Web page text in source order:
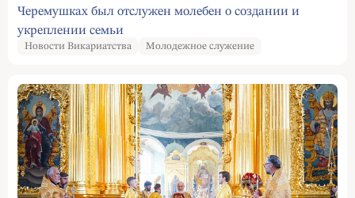
Черемушках был отслужен молебен о создании и
укреплении семьи
Новости Викариатства Молодежное служение